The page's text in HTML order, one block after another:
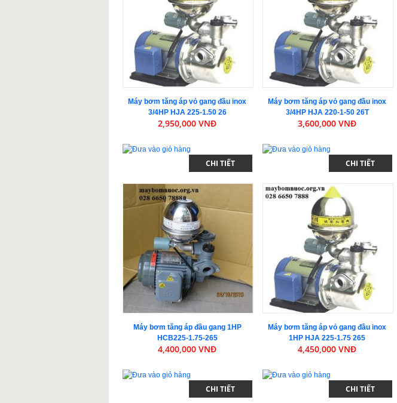
Máy bơm tăng áp vỏ gang đầu inox
3/4HP HJA 225-1.50 26
2,950,000 VNĐ
CHI TIẾT
Máy bơm tăng áp vỏ gang đầu inox
3/4HP HJA 220-1-50 26T
3,600,000 VNĐ
CHI TIẾT
Máy bơm tăng áp đầu gang 1HP
HCB225-1.75-265
4,400,000 VNĐ
CHI TIẾT
Máy bơm tăng áp vỏ gang đầu inox
1HP HJA 225-1.75 265
4,450,000 VNĐ
CHI TIẾT